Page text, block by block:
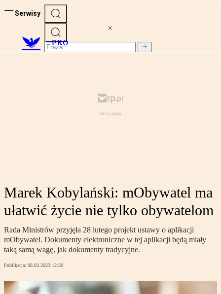
Serwisy
PRO
Marek Kobylański: mObywatel ma
ułatwić życie nie tylko obywatelom
Rada Ministrów przyjęła 28 lutego projekt ustawy o aplikacji
mObywatel. Dokumenty elektroniczne w tej aplikacji będą miały
taką samą wagę, jak dokumenty tradycyjne.
Publikacja: 08.03.2023 12:30